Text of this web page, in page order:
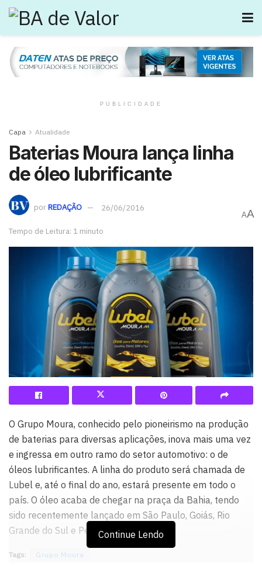
PUBLICIDADE
Capa Atualidade
Baterias Moura lança linha
de óleo lubrificante
porREDAÇÃO 26/06/2016
Tempo de Leitura: 1 minuto
AA
O Grupo Moura, conhecido pelo pioneirismo na produção
de baterias para diversas aplicações, inova mais uma vez
e ingressa em outro ramo do setor automotivo: o de
óleos lubrificantes. A linha do produto será chamada de
Lubel e, até o final do ano, estará presente em todo o
país. O óleo acaba de chegar na praça da Bahia, tendo
sido recentemente lançado em São Paulo, Goiás, Rio
Grande do Sul e Pernambuco.
Continue Lendo
Tags: Grupo Moura